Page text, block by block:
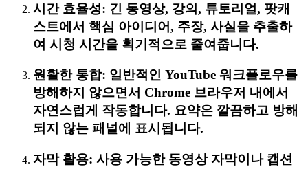
시간 효율성: 긴 동영상, 강의, 튜토리얼, 팟캐
스트에서 핵심 아이디어, 주장, 사실을 추출하
여 시청 시간을 획기적으로 줄여줍니다.
원활한 통합: 일반적인 YouTube 워크플로우를
방해하지 않으면서 Chrome 브라우저 내에서
자연스럽게 작동합니다. 요약은 깔끔하고 방해
되지 않는 패널에 표시됩니다.
자막 활용: 사용 가능한 동영상 자막이나 캡션